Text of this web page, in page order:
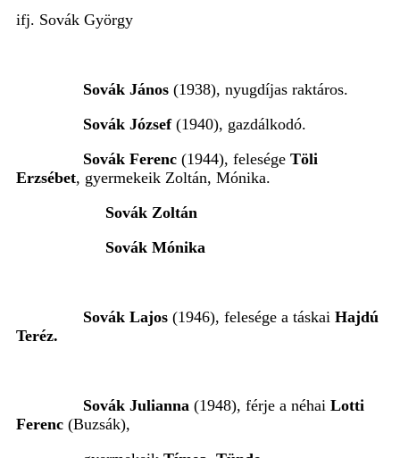
ifj. Sovák György
Sovák János (1938), nyugdíjas raktáros.
Sovák József(1940), gazdálkodó.
Sovák Ferenc (1944), felesége Töli
Erzsébet, gyermekeik Zoltán, Mónika.
Sovák Zoltán
Sovák Mónika
Sovák Lajos (1946), felesége a táskai Hajdú
Teréz.
Sovák Julianna (1948), férje a néhai Lotti
Ferenc (Buzsák),